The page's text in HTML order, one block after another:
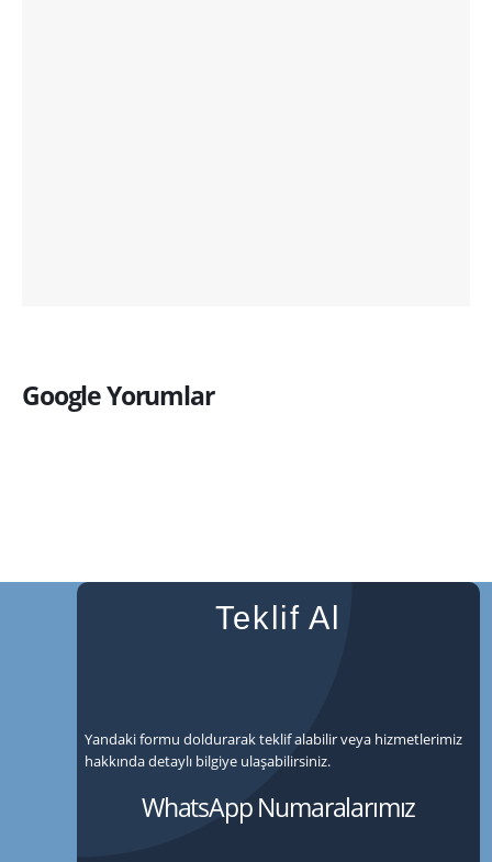
Google Yorumlar
Teklif Al
Yandaki formu doldurarak teklif alabilir veya hizmetlerimiz
hakkında detaylı bilgiye ulaşabilirsiniz.
WhatsApp Numaralarımız